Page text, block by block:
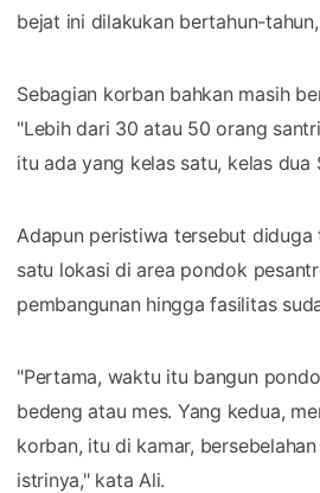
bejat ini dilakukan bertahun-
Sebagian korban bahkan masih
"Lebih dari 30 atau 50 orang
itu ada yang kelas satu, kelas dua
Adapun peristiwa tersebut
satu lokasi di area pondok
pembangunan hingga fasilitas
"Pertama, waktu itu bangun
bedeng atau mes. Yang kedua,
korban, itu di kamar,
istrinya," kata Ali.